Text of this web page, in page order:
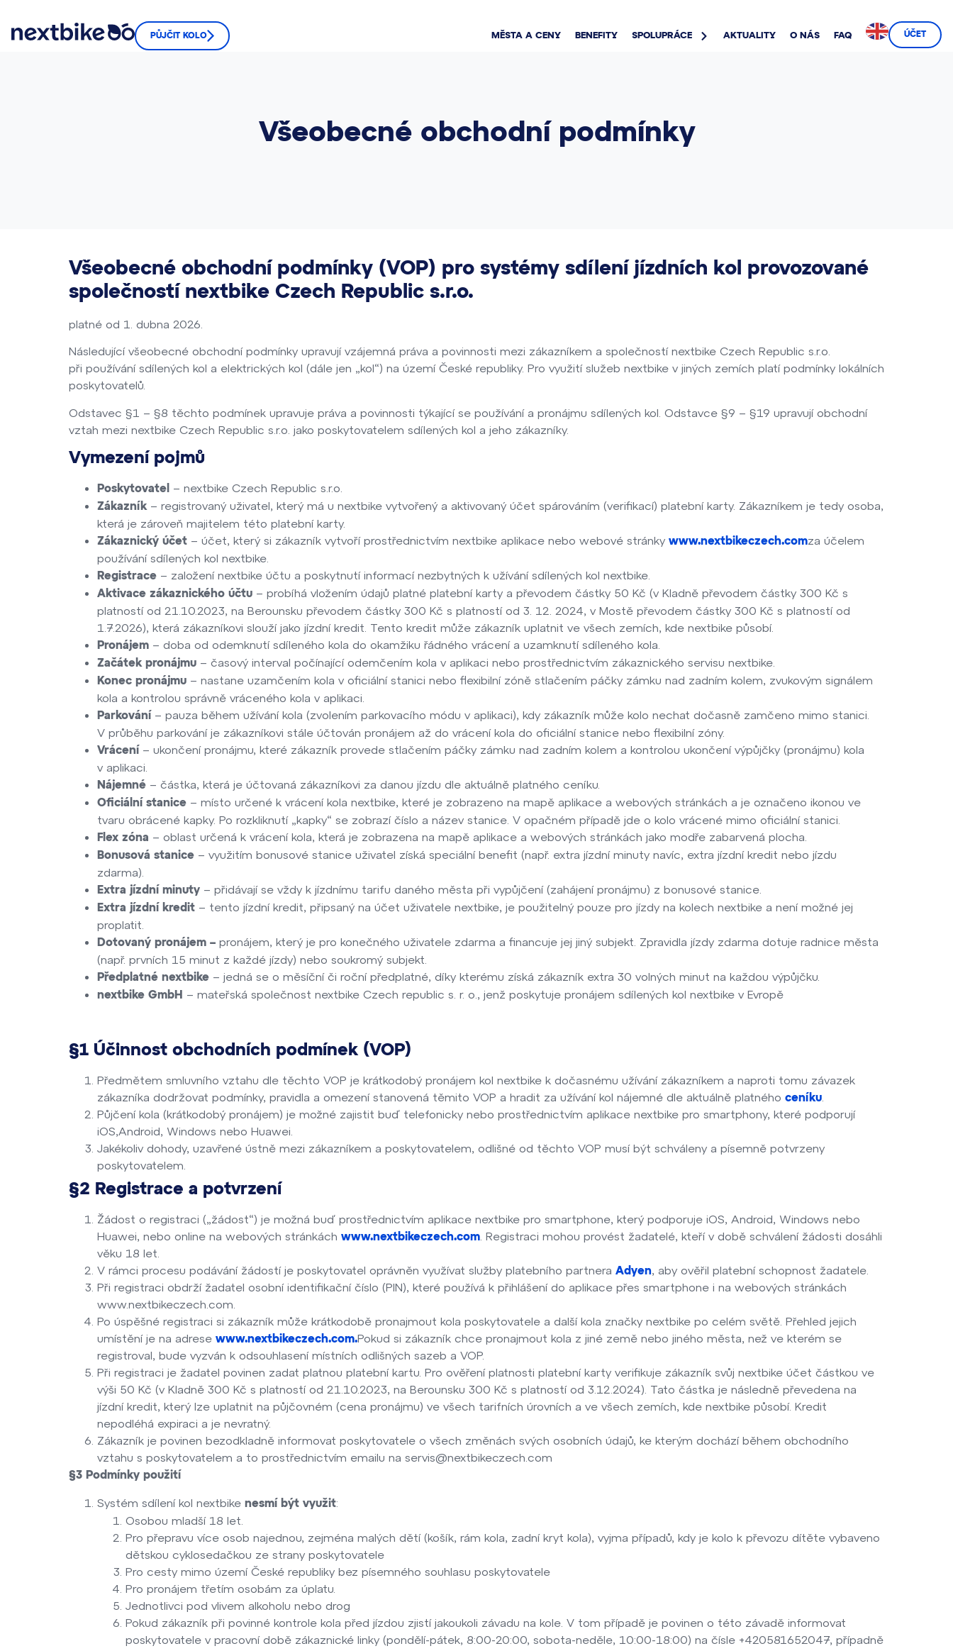
PŮJČIT KOLO MĚSTA A CENY BENEFITY SPOLUPRÁCE AKTUALITY O NÁS FAQ ÚČET
Všeobecné obchodní podmínky
Všeobecné obchodní podmínky (VOP) pro systémy sdílení jízdních kol provozované
společností nextbike Czech Republic s.r.o.
platné od 1. dubna 2026.
Následující všeobecné obchodní podmínky upravují vzájemná práva a povinnosti mezi zákazníkem a společností nextbike Czech Republic s.r.o.
při používání sdílených kol a elektrických kol (dále jen „kol“) na území České republiky. Pro využití služeb nextbike v jiných zemích platí podmínky lokálních
poskytovatelů.
Odstavec §1 – §8 těchto podmínek upravuje práva a povinnosti týkající se používání a pronájmu sdílených kol. Odstavce §9 – §19 upravují obchodní
vztah mezi nextbike Czech Republic s.r.o. jako poskytovatelem sdílených kol a jeho zákazníky.
Vymezení pojmů
Poskytovatel – nextbike Czech Republic s.r.o.
Zákazník – registrovaný uživatel, který má u nextbike vytvořený a aktivovaný účet spárováním (verifikací) platební karty. Zákazníkem je tedy osoba,
která je zároveň majitelem této platební karty.
Zákaznický účet – účet, který si zákazník vytvoří prostřednictvím nextbike aplikace nebo webové stránky www.nextbikeczech.comza účelem
používání sdílených kol nextbike.
Registrace – založení nextbike účtu a poskytnutí informací nezbytných k užívání sdílených kol nextbike.
Aktivace zákaznického účtu – probíhá vložením údajů platné platební karty a převodem částky 50 Kč (v Kladně převodem částky 300 Kč s
platností od 21.10.2023, na Berounsku převodem částky 300 Kč s platností od 3. 12. 2024, v Mostě převodem částky 300 Kč s platností od
1.7.2026), která zákazníkovi slouží jako jízdní kredit. Tento kredit může zákazník uplatnit ve všech zemích, kde nextbike působí.
Pronájem – doba od odemknutí sdíleného kola do okamžiku řádného vrácení a uzamknutí sdíleného kola.
Začátek pronájmu – časový interval počínající odemčením kola v aplikaci nebo prostřednictvím zákaznického servisu nextbike.
Konec pronájmu – nastane uzamčením kola v oficiální stanici nebo flexibilní zóně stlačením páčky zámku nad zadním kolem, zvukovým signálem
kola a kontrolou správně vráceného kola v aplikaci.
Parkování– pauza během užívání kola (zvolením parkovacího módu v aplikaci), kdy zákazník může kolo nechat dočasně zamčeno mimo stanici.
V průběhu parkování je zákazníkovi stále účtován pronájem až do vrácení kola do oficiální stanice nebo flexibilní zóny.
Vrácení– ukončení pronájmu, které zákazník provede stlačením páčky zámku nad zadním kolem a kontrolou ukončení výpůjčky (pronájmu) kola
v aplikaci.
Nájemné – částka, která je účtovaná zákazníkovi za danou jízdu dle aktuálně platného ceníku.
Oficiální stanice – místo určené k vrácení kola nextbike, které je zobrazeno na mapě aplikace a webových stránkách a je označeno ikonou ve
tvaru obrácené kapky. Po rozkliknutí „kapky“ se zobrazí číslo a název stanice. V opačném případě jde o kolo vrácené mimo oficiální stanici.
Flex zóna – oblast určená k vrácení kola, která je zobrazena na mapě aplikace a webových stránkách jako modře zabarvená plocha.
Bonusová stanice – využitím bonusové stanice uživatel získá speciální benefit (např. extra jízdní minuty navíc, extra jízdní kredit nebo jízdu
zdarma).
Extra jízdní minuty – přidávají se vždy k jízdnímu tarifu daného města při vypůjčení (zahájení pronájmu) z bonusové stanice.
Extra jízdní kredit – tento jízdní kredit, připsaný na účet uživatele nextbike, je použitelný pouze pro jízdy na kolech nextbike a není možné jej
proplatit.
Dotovaný pronájem – pronájem, který je pro konečného uživatele zdarma a financuje jej jiný subjekt. Zpravidla jízdy zdarma dotuje radnice města
(např. prvních 15 minut z každé jízdy) nebo soukromý subjekt.
Předplatné nextbike – jedná se o měsíční či roční předplatné, díky kterému získá zákazník extra 30 volných minut na každou výpůjčku.
nextbike GmbH – mateřská společnost nextbike Czech republic s. r. o., jenž poskytuje pronájem sdílených kol nextbike v Evropě
§1 Účinnost obchodních podmínek (VOP)
Předmětem smluvního vztahu dle těchto VOP je krátkodobý pronájem kol nextbike k dočasnému užívání zákazníkem a naproti tomu závazek
zákazníka dodržovat podmínky, pravidla a omezení stanovená těmito VOP a hradit za užívání kol nájemné dle aktuálně platného ceníku
Půjčení kola (krátkodobý pronájem) je možné zajistit buď telefonicky nebo prostřednictvím aplikace nextbike pro smartphony, které podporují
iOS,Android, Windows nebo Huawei.
Jakékoliv dohody, uzavřené ústně mezi zákazníkem a poskytovatelem, odlišné od těchto VOP musí být schváleny a písemně potvrzeny
poskytovatelem.
§2 Registrace a potvrzení
Žádost o registraci („žádost“) je možná buď prostřednictvím aplikace nextbike pro smartphone, který podporuje iOS, Android, Windows nebo
Huawei, nebo online na webových stránkách www.nextbikeczech.com . Registraci mohou provést žadatelé, kteří v době schválení žádosti dosáhli
věku 18 let.
V rámci procesu podávání žádostí je poskytovatel oprávněn využívat služby platebního partnera Adyen, aby ověřil platební schopnost žadatele.
Při registraci obdrží žadatel osobní identifikační číslo (PIN), které používá k přihlášení do aplikace přes smartphone i na webových stránkách
www.nextbikeczech.com.
Po úspěšné registraci si zákazník může krátkodobě pronajmout kola poskytovatele a další kola značky nextbike po celém světě. Přehled jejich
umístění je na adrese www.nextbikeczech.com.Pokud si zákazník chce pronajmout kola z jiné země nebo jiného města, než ve kterém se
registroval, bude vyzván k odsouhlasení místních odlišných sazeb a VOP.
Při registraci je žadatel povinen zadat platnou platební kartu. Pro ověření platnosti platební karty verifikuje zákazník svůj nextbike účet částkou ve
výši 50 Kč (v Kladně 300 Kč s platností od 21.10.2023, na Berounsku 300 Kč s platností od 3.12.2024). Tato částka je následně převedena na
jízdní kredit, který lze uplatnit na půjčovném (cena pronájmu) ve všech tarifních úrovních a ve všech zemích, kde nextbike působí. Kredit
nepodléhá expiraci a je nevratný.
Zákazník je povinen bezodkladně informovat poskytovatele o všech změnách svých osobních údajů, ke kterým dochází během obchodního
vztahu s poskytovatelem a to prostřednictvím emailu na servis@nextbikeczech.com
§3 Podmínky použití
Systém sdílení kol nextbike nesmí být využit:
Osobou mladší 18 let.
Pro přepravu více osob najednou, zejména malých dětí (košík, rám kola, zadní kryt kola), vyjma případů, kdy je kolo k převozu dítěte vybaveno
dětskou cyklosedačkou ze strany poskytovatele
Pro cesty mimo území České republiky bez písemného souhlasu poskytovatele
Pro pronájem třetím osobám za úplatu.
Jednotlivci pod vlivem alkoholu nebo drog
Pokud zákazník při povinné kontrole kola před jízdou zjistí jakoukoli závadu na kole. V tom případě je povinen o této závadě informovat
poskytovatele v pracovní době zákaznické linky (pondělí-pátek, 8:00-20:00, sobota-neděle, 10:00-18:00) na čísle +420581652047, případně